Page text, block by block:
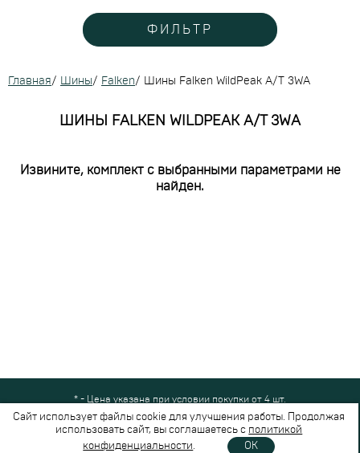
ФИЛЬТР
Главная/ Шины/ Falken/ Шины Falken WildPeak A/T 3WA
ШИНЫ FALKEN WILDPEAK A/T 3WA
Извините, комплект с выбранными параметрами не
найден.
* - Цена указана при условии покупки от 4 шт.
Все права защищены © 2024-2026,Шинный Маркет(ООО "Безопасные
шины")
Вся представленная на сайте информация носит справочный характер и не
Сайт использует файлы cookie для улучшения работы. Продолжая
использовать сайт, вы соглашаетесь с политикой
конфиденциальности. OK